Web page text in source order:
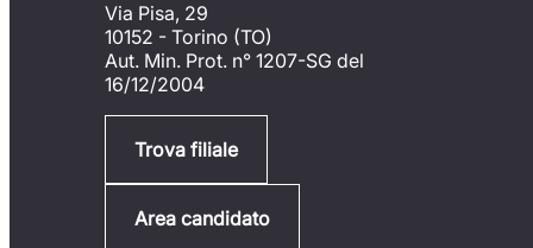
Via Pisa, 29
10152 - Torino (TO)
Aut. Min. Prot. n° 1207-SG del
16/12/2004
Trova filiale
Area candidato